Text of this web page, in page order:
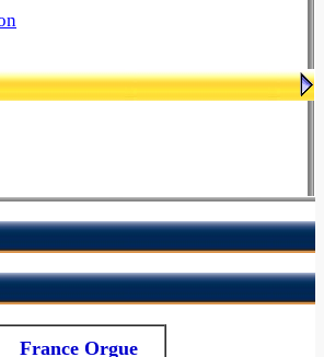
France Orgue